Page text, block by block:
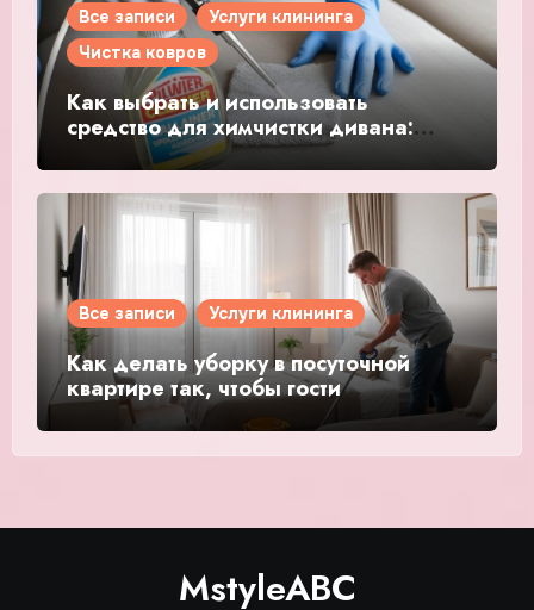
Все записи
Услуги клининга
Чистка ковров
Как выбрать и использовать
средство для химчистки дивана:
советы эксперта
Все записи Услуги клининга
Как делать уборку в посуточной
квартире так, чтобы гости
возвращались снова
MstyleABC